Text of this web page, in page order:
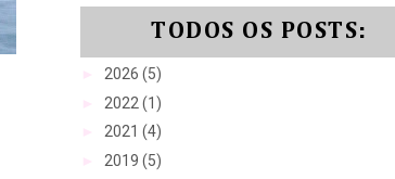
TODOS OS POSTS:
2026 (5)
2022 (1)
2021 (4)
2019 (5)